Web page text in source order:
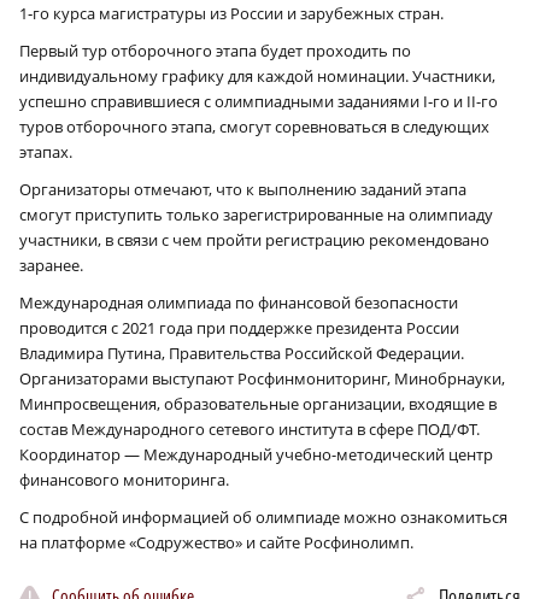
1‑го курса магистратуры из России и зарубежных стран.
Первый тур отборочного этапа будет проходить по
индивидуальному графику для каждой номинации. Участники,
успешно справившиеся с олимпиадными заданиями I‑го и II-го
туров отборочного этапа, смогут соревноваться в следующих
этапах.
Организаторы отмечают, что к выполнению заданий этапа
смогут приступить только зарегистрированные на олимпиаду
участники, в связи с чем пройти регистрацию рекомендовано
заранее.
Международная олимпиада по финансовой безопасности
проводится с 2021 года при поддержке президента России
Владимира Путина, Правительства Российской Федерации.
Организаторами выступают Росфинмониторинг, Минобрнауки,
Минпросвещения, образовательные организации, входящие в
состав Международного сетевого института в сфере ПОД/ФТ.
Координатор — Международный учебно-методический центр
финансового мониторинга.
С подробной информацией об олимпиаде можно ознакомиться
на платформе «Содружество» и сайте Росфинолимп.